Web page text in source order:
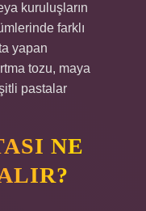
kuruluşların
farklı
yapan
tozu, maya
pastalar
NE